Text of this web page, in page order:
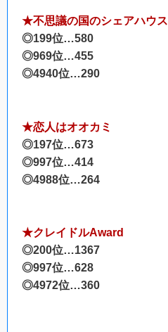
★不思議の国のシェアハウス
◎199位…580
◎969位…455
◎4940位…290
★恋人はオオカミ
◎197位…673
◎997位…414
◎4988位…264
★クレイドルAward
◎200位…1367
◎997位…628
◎4972位…360